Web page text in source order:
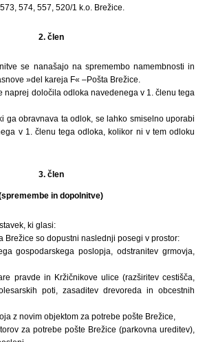
574, 557, 520/1 k.o. Brežice.
2. člen
se nanašajo na spremembo namembnosti in
»del kareja F« –Pošta Brežice.
naprej določila odloka navedenega v 1. členu tega
ga obravnava ta odlok, se lahko smiselno uporabi
v 1. členu tega odloka, kolikor ni v tem odloku
3. člen
in dopolnitve)
ki glasi:
Brežice so dopustni naslednji posegi v prostor:
gospodarskega poslopja, odstranitev grmovja,
pravde in Kržičnikove ulice (razširitev cestišča,
poti, zasaditev drevoreda in obcestnih
z novim objektom za potrebe pošte Brežice,
za potrebe pošte Brežice (parkovna ureditev),